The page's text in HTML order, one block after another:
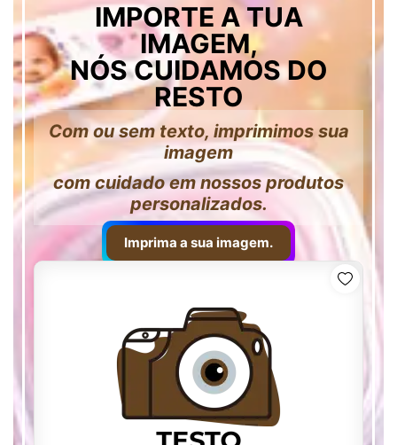
IMPORTE A TUA
IMAGEM,
NÓS CUIDAMOS DO
RESTO
Com ou sem texto, imprimimos sua
imagem
com cuidado em nossos produtos
personalizados.
Imprima a sua imagem.